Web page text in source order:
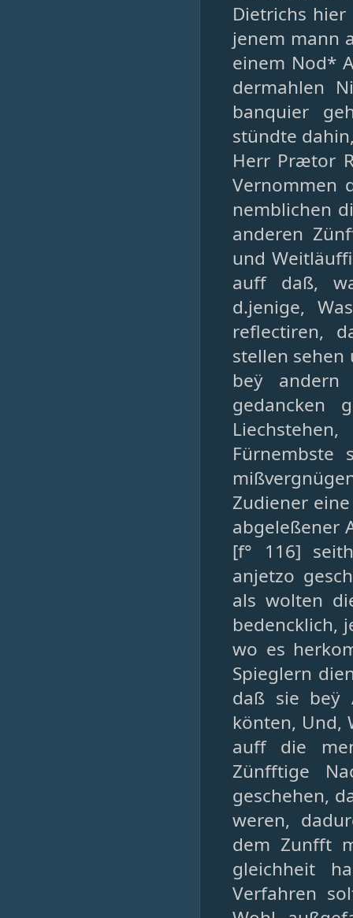
Dietrichs
jenem mann
einem Nod*
dermahlen
banquier
stündte
Herr Prætor
Vernommen
nemblichen
anderen
und
auff daß,
d.jenige,
reflectiren,
stellen sehen
beÿ
gedancken
Fürnembste
Zudiener
abgeleßener
[f° 116]
anjetzo
als wolten
bedencklich,
wo es
Spieglern
daß sie beÿ
könten, Und,
auff die
Zünfftige
geschehen,
weren,
dem Zunfft
gleichheit
Verfahren